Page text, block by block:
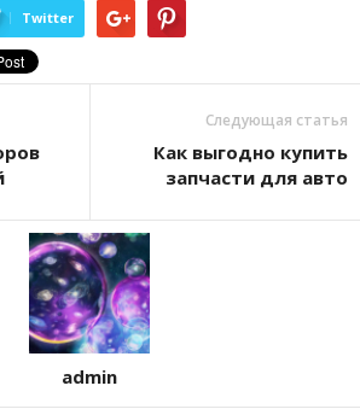
Twitter
Следующая статья
Как выгодно купить
запчасти для авто
admin